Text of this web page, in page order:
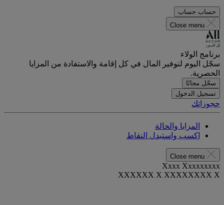
حساب حساب
Close menu
برنامج الولاء
سجّل اليوم لتوفير المال في كل إقامة والاستفادة من المزايا
الحصرية.
سجّل مجانًا
تسجيل الدخول
حجوزاتك
المزايا والحالة
اكسب واستبدل النقاط
Close menu
Xxxx Xxxxxxxxx
XXXXXX X XXXXXXXX X